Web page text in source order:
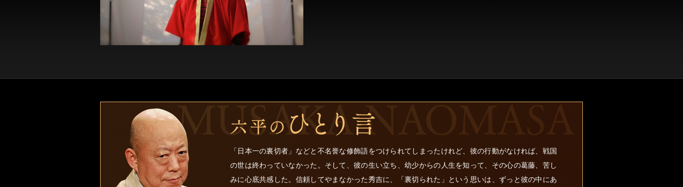
「日本一の裏切者」などと不名誉な修飾語をつけられてしまったけれど、彼の行動がなければ、戦国
の世は終わっていなかった。そして、彼の生い立ち、幼少からの人生を知って、その心の葛藤、苦し
みに心底共感した。信頼してやまなかった秀吉に、「裏切られた」という思いは、ずっと彼の中にあ